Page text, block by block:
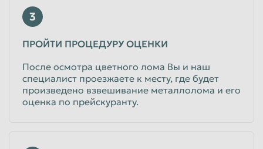
3
ПРОЙТИ ПРОЦЕДУРУ ОЦЕНКИ
После осмотра цветного лома Вы и наш
специалист проезжаете к месту, где будет
произведено взвешивание металлолома и его
оценка по прейскуранту.